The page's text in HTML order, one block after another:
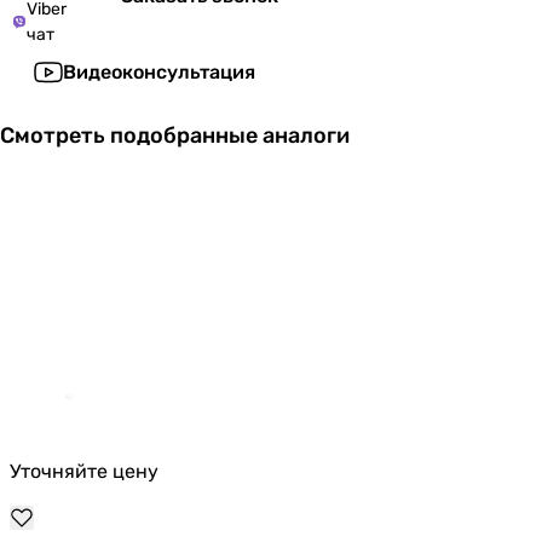
Viber
чат
Видеоконсультация
Смотреть подобранные аналоги
Уточняйте цену